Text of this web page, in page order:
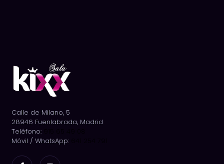
Calle de Milano, 5
28946 Fuenlabrada, Madrid
Teléfono:
Móvil / WhatsApp: